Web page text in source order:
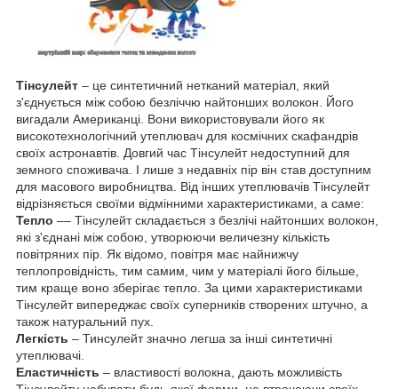
Тінсулейт – це синтетичний нетканий матеріал, який
з'єднується між собою безліччю найтонших волокон. Його
вигадали Американці. Вони використовували його як
високотехнологічний утеплювач для космічних скафандрів
своїх астронавтів. Довгий час Тінсулейт недоступний для
земного споживача. І лише з недавніх пір він став доступним
для масового виробництва. Від інших утеплювачів Тінсулейт
відрізняється своїми відмінними характеристиками, а саме:
Тепло –– Тінсулейт складається з безлічі найтонших волокон,
які з'єднані між собою, утворюючи величезну кількість
повітряних пір. Як відомо, повітря має найнижчу
теплопровідність, тим самим, чим у матеріалі його більше,
тим краще воно зберігає тепло. За цими характеристиками
Тінсулейт випереджає своїх суперників створених штучно, а
також натуральний пух.
Легкість – Тинсулейт значно легша за інші синтетичні
утеплювачі.
Еластичність – властивості волокна, дають можливість